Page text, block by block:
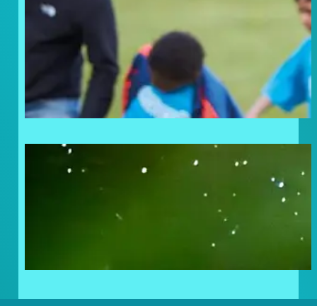
Doneer uw statiegeldbonnen
en geef kinderen in nood een
steuntje in de rug!
Frosty Lovers: Noordkaap
Challenge Volbracht!